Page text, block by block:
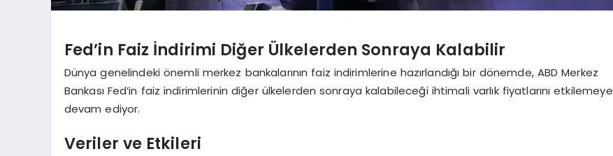
Fed’in Faiz İndirimi Diğer Ülkelerden Sonraya Kalabilir
Dünya genelindeki önemli merkez bankalarının faiz indirimlerine hazırlandığı bir dönemde, ABD Merkez
Bankası Fed’in faiz indirimlerinin diğer ülkelerden sonraya kalabileceği ihtimali varlık fiyatlarını etkilemeye
devam ediyor.
Veriler ve Etkileri